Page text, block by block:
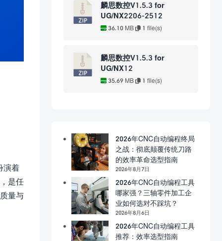
演着
是任
量与
麟思数控V1.5.3 for
UG/NX2206-2512
36.10 MB 1 file(s)
麟思数控V1.5.3 for
UG/NX12
35.69 MB 1 file(s)
2026年CNC自动编程终局
之战：彻底颠覆传统刀路
的效率革命选型指南
2026年8月7日
2026年CNC自动编程工具
哪家强？三轴零件加工企
业如何选对不踩坑？
2026年8月6日
2026年CNC自动编程工具
推荐：效率选型指南